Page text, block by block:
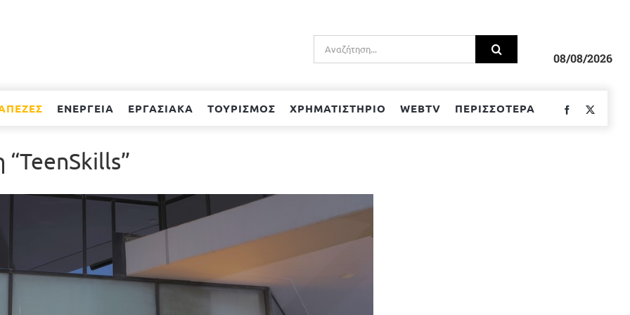
Αναζήτηση
για:
08/08/2026
ΕΝΕΡΓΕΙΑ ΕΡΓΑΣΙΑΚΑ ΤΟΥΡΙΣΜΟΣ ΧΡΗΜΑΤΙΣΤΗΡΙΟ WEBTV ΠΕΡΙΣΣΟΤΕΡΑ Facebook
“TeenSkills”